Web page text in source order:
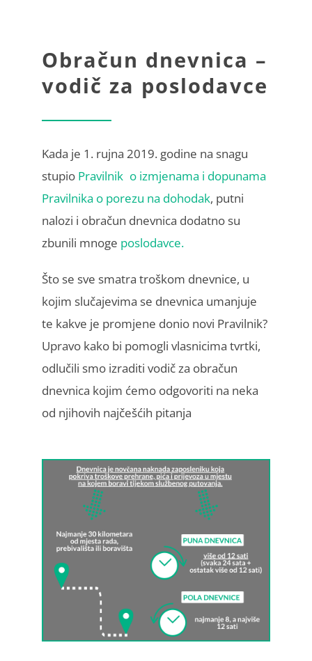
Obračun dnevnica –
vodič za poslodavce
Kada je 1. rujna 2019. godine na snagu
stupio Pravilnik o izmjenama i dopunama
Pravilnika o porezu na dohodak, putni
nalozi i obračun dnevnica dodatno su
zbunili mnoge poslodavce.
Što se sve smatra troškom dnevnice, u
kojim slučajevima se dnevnica umanjuje
te kakve je promjene donio novi Pravilnik?
Upravo kako bi pomogli vlasnicima tvrtki,
odlučili smo izraditi vodič za obračun
dnevnica kojim ćemo odgovoriti na neka
od njihovih najčešćih pitanja